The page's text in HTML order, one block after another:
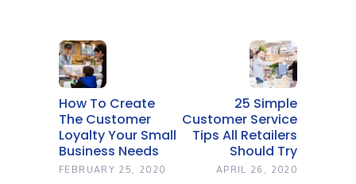
How To Create
The Customer
Loyalty Your Small
Business Needs
FEBRUARY 25, 2020
25 Simple
Customer Service
Tips All Retailers
Should Try
APRIL 26, 2020